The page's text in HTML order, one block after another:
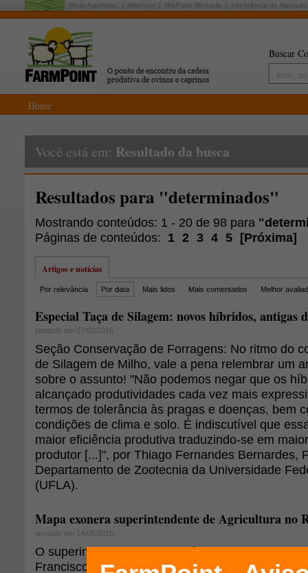
Rede AgriPoint: MilkPoint MilkPoint Mercado Inteligência de Mercado
Buscar
Home
Você está em: Resultado da busca
Resultados para "determinados"
Mostrando conteúdos: 1 - 20 de 98 para
Páginas de conteúdos: 1 2 3 4 5 [Próxima]
Artigos e notícias
Por relevância Por data Mais lidos Mais comentados Melhor
Especial Taça de Silagem: novos híbridos, antigas
postado em 07/03/2016
Seção Conservação de Forragens: No ritmo do
de Silagem de Milho, vale a pena relembrar um
sobre o assunto! "Não podemos negar que os
alcançado produtividades cada vez mais
termos de tolerância às pragas e doenças, bem
condições de clima e solo. É indiscutível que
maior eficiência produtiva traduzindo-se em
produtor [...]", por Thiago Fernandes Bernardes,
Departamento de Zootecnia da Universidade
(UFLA).
Mapa exonera superintendente de Agricultura no
postado em 14/05/2015
O superintendente do Ministério da Agricultura
Francisco Signor, foi exonerado ontem pela